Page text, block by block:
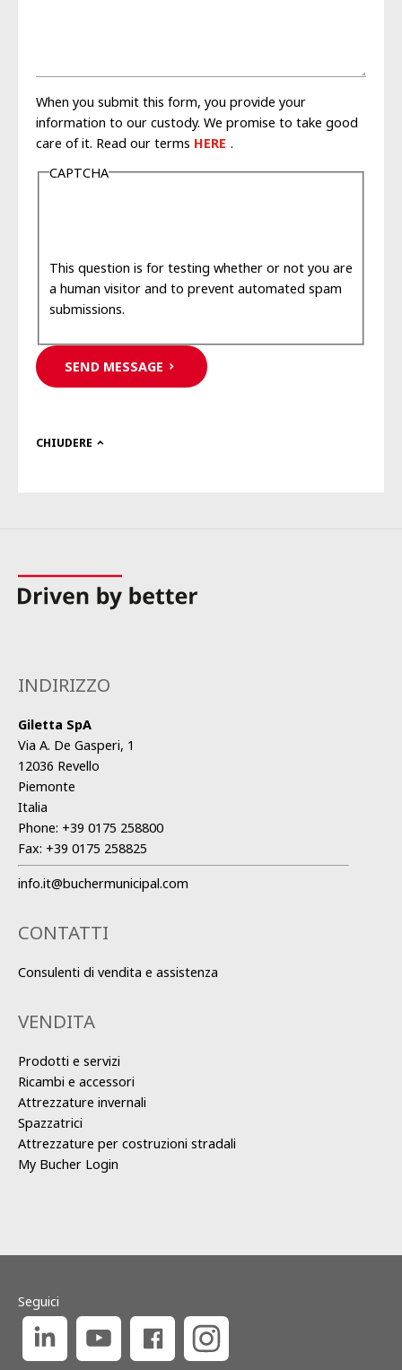
When you submit this form, you provide your
information to our custody. We promise to take good
care of it. Read our terms HERE .
CAPTCHA
This question is for testing whether or not you are
a human visitor and to prevent automated spam
submissions.
SEND MESSAGE
CHIUDERE
INDIRIZZO
Giletta SpA
Via A. De Gasperi, 1
12036 Revello
Piemonte
Italia
Phone: +39 0175 258800
Fax: +39 0175 258825
info.it@buchermunicipal.com
CONTATTI
Consulenti di vendita e assistenza
VENDITA
Prodotti e servizi
Ricambi e accessori
Attrezzature invernali
Spazzatrici
Attrezzature per costruzioni stradali
My Bucher Login
Seguici